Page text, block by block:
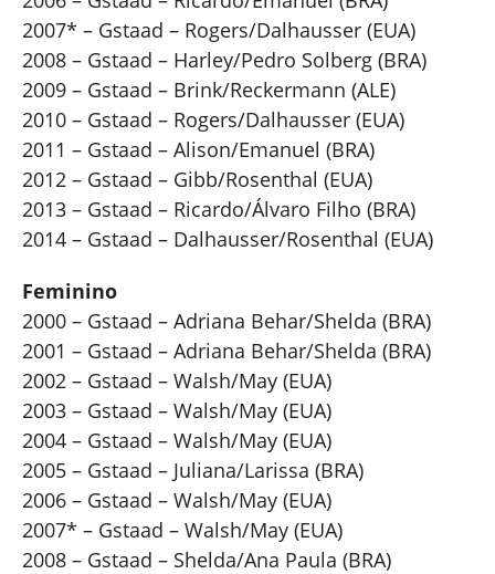
2007* – Gstaad – Rogers/Dalhausser (EUA)
2008 – Gstaad – Harley/Pedro Solberg (BRA)
2009 – Gstaad – Brink/Reckermann (ALE)
2010 – Gstaad – Rogers/Dalhausser (EUA)
2011 – Gstaad – Alison/Emanuel (BRA)
2012 – Gstaad – Gibb/Rosenthal (EUA)
2013 – Gstaad – Ricardo/Álvaro Filho (BRA)
2014 – Gstaad – Dalhausser/Rosenthal (EUA)
Feminino
2000 – Gstaad – Adriana Behar/Shelda (BRA)
2001 – Gstaad – Adriana Behar/Shelda (BRA)
2002 – Gstaad – Walsh/May (EUA)
2003 – Gstaad – Walsh/May (EUA)
2004 – Gstaad – Walsh/May (EUA)
2005 – Gstaad – Juliana/Larissa (BRA)
2006 – Gstaad – Walsh/May (EUA)
2007* – Gstaad – Walsh/May (EUA)
2008 – Gstaad – Shelda/Ana Paula (BRA)